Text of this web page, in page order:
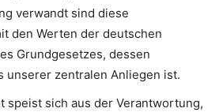
verwandt sind diese
den Werten der deutschen
Grundgesetzes, dessen
unserer zentralen Anliegen ist.
speist sich aus der Verantwortung,